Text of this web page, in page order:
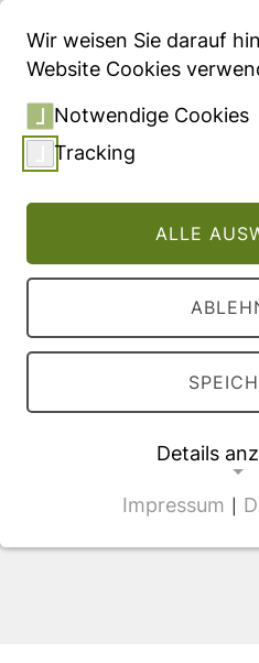
Menü
Seit seiner Gründung
Versorgungsforschung
und
Fragestellungen im
verschiedenen
evidenzbasiert zu
Wir weisen Sie darauf
Website Cookies
Notwendige Cookies
Tracking
ALLE
Details
NOTWENDIGE
Impressum